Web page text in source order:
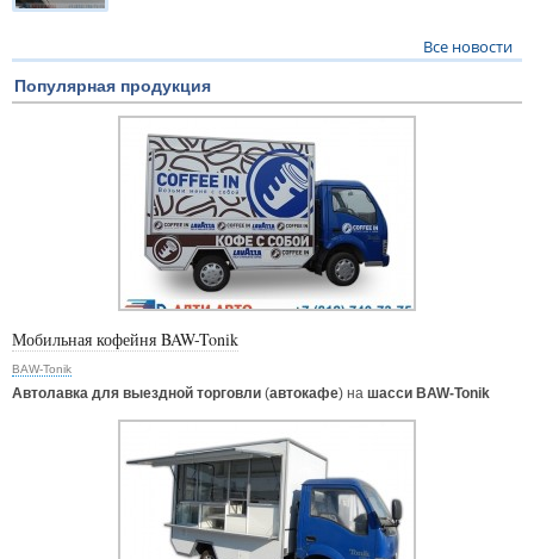
Все новости
Популярная продукция
Мобильная кофейня BAW-Tonik
BAW-Tonik
Автолавка для выездной торговли (автокафе) на шасси BAW-Tonik